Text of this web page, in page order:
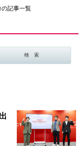
記事一覧